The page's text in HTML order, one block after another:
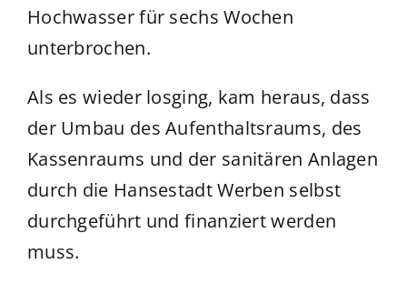
Hochwasser für sechs Wochen
unterbrochen.
Als es wieder losging, kam heraus, dass
der Umbau des Aufenthaltsraums, des
Kassenraums und der sanitären Anlagen
durch die Hansestadt Werben selbst
durchgeführt und finanziert werden
muss.